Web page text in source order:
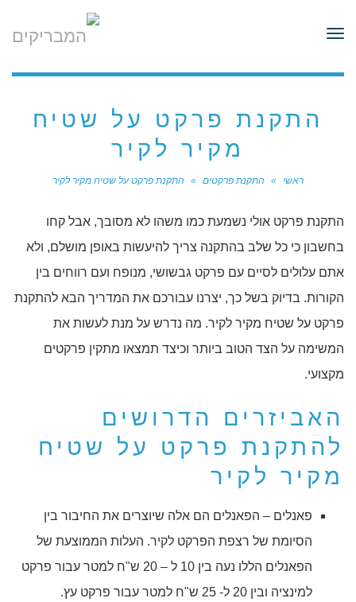
תפריט
התקנת פרקט על שטיח
מקיר לקיר
ראשי » התקנת פרקטים » התקנת פרקט על שטיח מקיר לקיר
התקנת פרקט אולי נשמעת כמו משהו לא מסובך, אבל קחו
בחשבון כי כל שלב בהתקנה צריך להיעשות באופן מושלם, ולא
אתם עלולים לסיים עם פרקט גבשושי, מנופח ועם רווחים בין
הקורות. בדיוק בשל כך, יצרנו עבורכם את המדריך הבא להתקנת
פרקט על שטיח מקיר לקיר. מה נדרש על מנת לעשות את
המשימה על הצד הטוב ביותר וכיצד תמצאו מתקין פרקטים
מקצועי.
האביזרים הדרושים
להתקנת פרקט על שטיח
מקיר לקיר
פאנלים – הפאנלים הם אלה שיוצרים את החיבור בין
הסיומת של רצפת הפרקט לקיר. העלות הממוצעת של
הפאנלים הללו נעה בין 10 ל – 20 ש"ח למטר עבור פרקט
למינציה ובין 20 ל- 25 ש"ח למטר עבור פרקט עץ.